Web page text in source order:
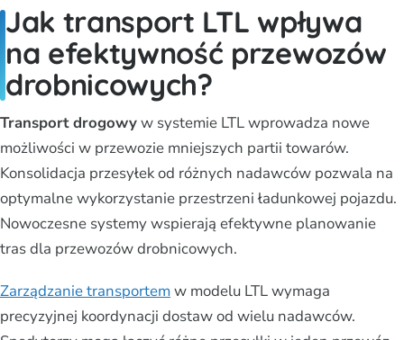
Jak transport LTL wpływa
na efektywność przewozów
drobnicowych?
Transport drogowyw systemie LTL wprowadza nowe
możliwości w przewozie mniejszych partii towarów.
Konsolidacja przesyłek od różnych nadawców pozwala na
optymalne wykorzystanie przestrzeni ładunkowej pojazdu.
Nowoczesne systemy wspierają efektywne planowanie
tras dla przewozów drobnicowych.
Zarządzanie transportemw modelu LTL wymaga
precyzyjnej koordynacji dostaw od wielu nadawców.